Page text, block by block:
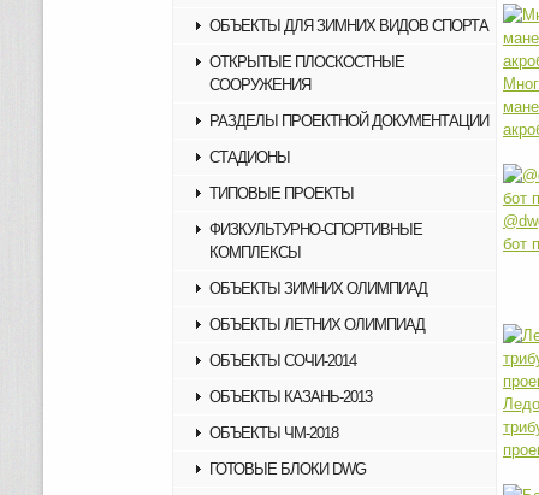
ОБЪЕКТЫ ДЛЯ ЗИМНИХ ВИДОВ СПОРТА
ОТКРЫТЫЕ ПЛОСКОСТНЫЕ
СООРУЖЕНИЯ
РАЗДЕЛЫ ПРОЕКТНОЙ ДОКУМЕНТАЦИИ
СТАДИОНЫ
ТИПОВЫЕ ПРОЕКТЫ
ФИЗКУЛЬТУРНО-СПОРТИВНЫЕ
КОМПЛЕКСЫ
ОБЪЕКТЫ ЗИМНИХ ОЛИМПИАД
ОБЪЕКТЫ ЛЕТНИХ ОЛИМПИАД
ОБЪЕКТЫ СОЧИ-2014
ОБЪЕКТЫ КАЗАНЬ-2013
ОБЪЕКТЫ ЧМ-2018
ГОТОВЫЕ БЛОКИ DWG
бот